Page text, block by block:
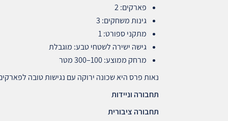
פארקים: 2
גינות משחקים: 3
מתקני ספורט: 1
גישה ישירה לשטחי טבע: מוגבלת
מרחק ממוצע: 100–300 מטר
נאות פרס היא שכונה ירוקה עם נגישות טובה
תחבורה וניידות
תחבורה ציבורית